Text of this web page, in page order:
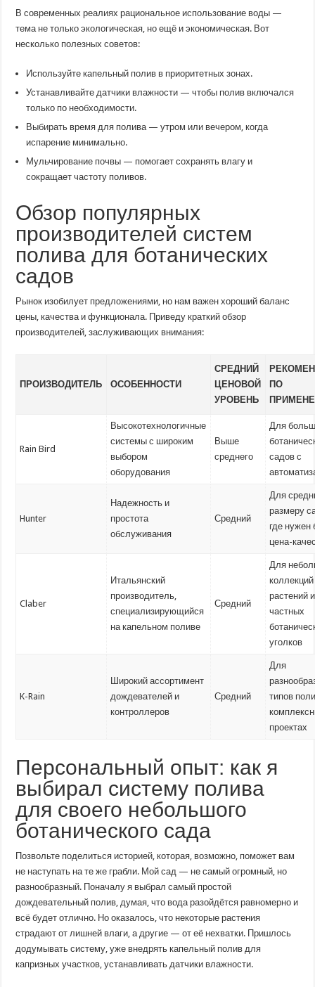
В современных реалиях рациональное использование воды —
тема не только экологическая, но ещё и экономическая. Вот
несколько полезных советов:
Используйте капельный полив в приоритетных зонах.
Устанавливайте датчики влажности — чтобы полив включался
только по необходимости.
Выбирать время для полива — утром или вечером, когда
испарение минимально.
Мульчирование почвы — помогает сохранять влагу и
сокращает частоту поливов.
Обзор популярных
производителей систем
полива для ботанических
садов
Рынок изобилует предложениями, но нам важен хороший баланс
цены, качества и функционала. Приведу краткий обзор
производителей, заслуживающих внимания:
ПРОИЗВОДИТЕЛЬ ОСОБЕННОСТИ
СРЕДНИЙ
ЦЕНОВОЙ
УРОВЕНЬ
ПО
Rain Bird
Высокотехнологичные
системы с широким
выбором
оборудования
Выше
среднего
Для
садов с
Hunter
Надежность и
простота
обслуживания
Средний
Для
размеру
где нужен
цена-
Claber
Итальянский
производитель,
специализирующийся
на капельном поливе
Средний
Для
коллекций
растений и
частных
уголков
K-Rain
Широкий ассортимент
дождевателей и
контроллеров
Средний
Для
типов
проектах
Персональный опыт: как я
выбирал систему полива
для своего небольшого
ботанического сада
Позвольте поделиться историей, которая, возможно, поможет вам
не наступать на те же грабли. Мой сад — не самый огромный, но
разнообразный. Поначалу я выбрал самый простой
дождевательный полив, думая, что вода разойдётся равномерно и
всё будет отлично. Но оказалось, что некоторые растения
страдают от лишней влаги, а другие — от её нехватки. Пришлось
додумывать систему, уже внедрять капельный полив для
капризных участков, устанавливать датчики влажности.